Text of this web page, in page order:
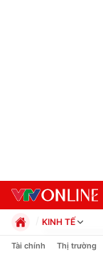
KINH TẾ
Chính trị
Tài chính Thị trường